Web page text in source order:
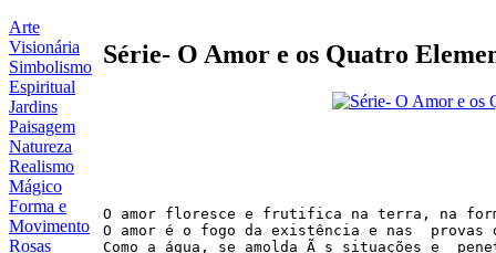
Arte
Visionária
Simbolismo
Espiritual
Jardins
Paisagem
Natureza
Realismo
Mágico
Forma e
Movimento
Rosas
Série- O Amor e os Quatro
O amor floresce e frutifica na terra, na
O amor é o fogo da existência e nas
Como a água, se amolda Ã s situações e